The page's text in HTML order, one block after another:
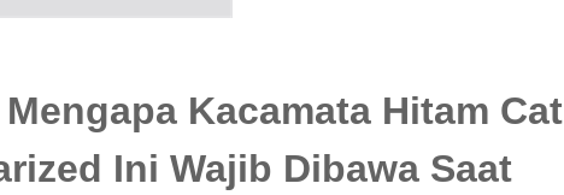
Kacamata Hitam Cat
Ini Wajib Dibawa Saat